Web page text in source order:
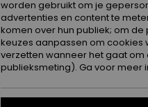
worden gebruikt om je
advertenties en content te
komen over hun publiek; om
keuzes aanpassen om cookies
verzetten wanneer het gaat
publieksmeting). Ga voor meer